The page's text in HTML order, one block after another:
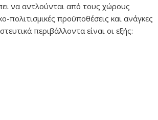
να αντλούνται από τους χώρους
πολιτισμικές προϋποθέσεις και ανάγκες
περιβάλλοντα είναι οι εξής: